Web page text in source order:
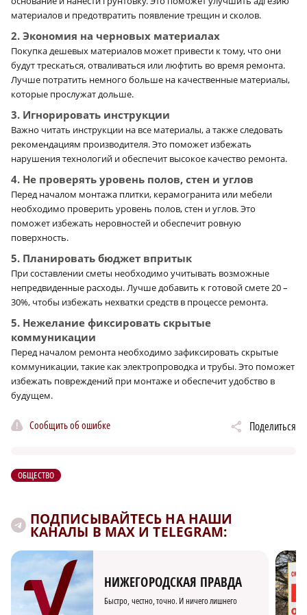
материалов и предотвратить появление трещин и сколов.
2. Экономия на черновых материалах
Покупка дешевых материалов может привести к тому, что они
будут трескаться, отваливаться или люфтить во время ремонта.
Лучше потратить немного больше на качественные материалы,
которые прослужат дольше.
3. Игнорировать инструкции
Важно читать инструкции на все материалы, а также следовать
рекомендациям производителя. Это поможет избежать
нарушения технологий и обеспечит высокое качество ремонта.
4. Не проверять уровень полов, стен и углов
Перед началом монтажа плитки, керамогранита или мебели
необходимо проверить уровень полов, стен и углов. Это
поможет избежать неровностей и обеспечит ровную
поверхность.
5. Планировать бюджет впритык
При составлении сметы необходимо учитывать возможные
непредвиденные расходы. Лучше добавить к готовой смете 20 –
30%, чтобы избежать нехватки средств в процессе ремонта.
5. Нежелание фиксировать скрытые
коммуникации
Перед началом ремонта необходимо зафиксировать скрытые
коммуникации, такие как электропроводка и трубы. Это поможет
избежать повреждений при монтаже и обеспечит удобство в
будущем.
Сообщить об ошибке Поделиться
ОБЩЕСТВО
ПОДПИСЫВАЙТЕСЬ НА НАШИ
КАНАЛЫ В MAX И TELEGRAM:
НИЖЕГОРОДСКАЯ ПРАВДА
Быстро, честно, точно. И ничего лишнего